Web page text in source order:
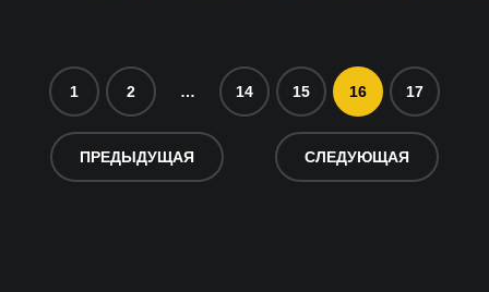
ПРЕДЫДУЩАЯ
1 2 … 14 15 16 17
СЛЕДУЮЩАЯ